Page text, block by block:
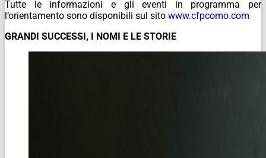
Tutte le informazioni e gli eventi in programma per
l’orientamento sono disponibili sul sito www.cfpcomo.com
GRANDI SUCCESSI, I NOMI E LE STORIE